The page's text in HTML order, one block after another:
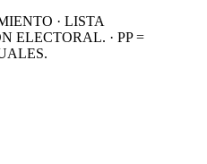
· LISTA
ELECTORAL. · PP =